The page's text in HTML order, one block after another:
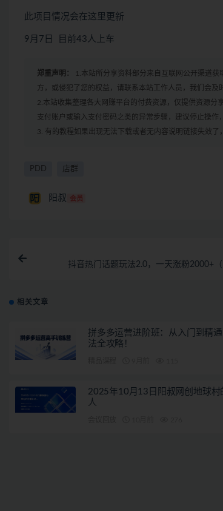
此项目情况会在这里更新
9月7日 目前43人上车
郑重声明：
1.本站所分享资料部分来自互联网公开渠道
方，或侵犯了您的权益，请联系本站工作人员，我们会及
2.本站收集整理各大网赚平台的付费资源，仅提供资源
支付账户或输入支付密码之类的异常步骤，建议停止操作
3. 有的教程如果出现无法下载或者无内容说明链接失效了
PDD 店群
阳叔 会员
抖音热门话题玩法2.0，一天涨粉2000+（
相关文章
拼多多运营进阶班：从入门到精
法全攻略！
2025年10月13日阳叔网创地球村
人